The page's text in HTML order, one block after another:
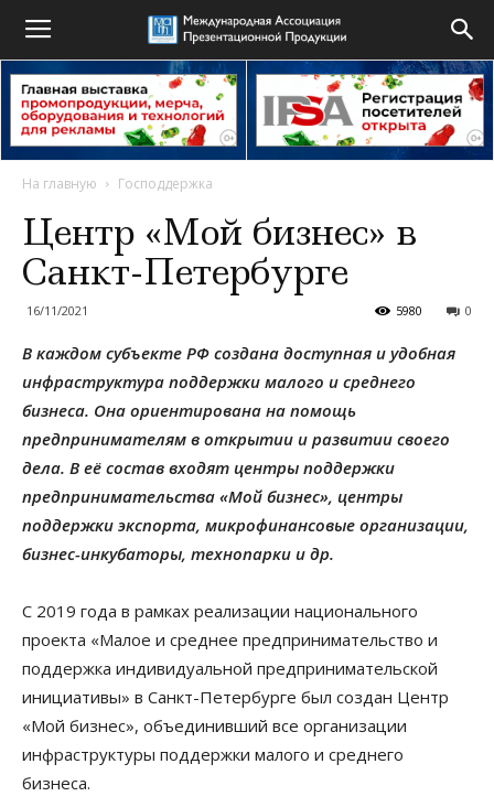
На главную Господдержка
Центр «Мой бизнес» в
Санкт-Петербурге
16/11/2021 0
5980
В каждом субъекте РФ создана доступная и удобная
инфраструктура поддержки малого и среднего
бизнеса. Она ориентирована на помощь
предпринимателям в открытии и развитии своего
дела. В её состав входят центры поддержки
предпринимательства «Мой бизнес», центры
поддержки экспорта, микрофинансовые организации,
бизнес-инкубаторы, технопарки и др.
С 2019 года в рамках реализации национального
проекта «Малое и среднее предпринимательство и
поддержка индивидуальной предпринимательской
инициативы» в Санкт-Петербурге был создан Центр
«Мой бизнес», объединивший все организации
инфраструктуры поддержки малого и среднего
бизнеса.